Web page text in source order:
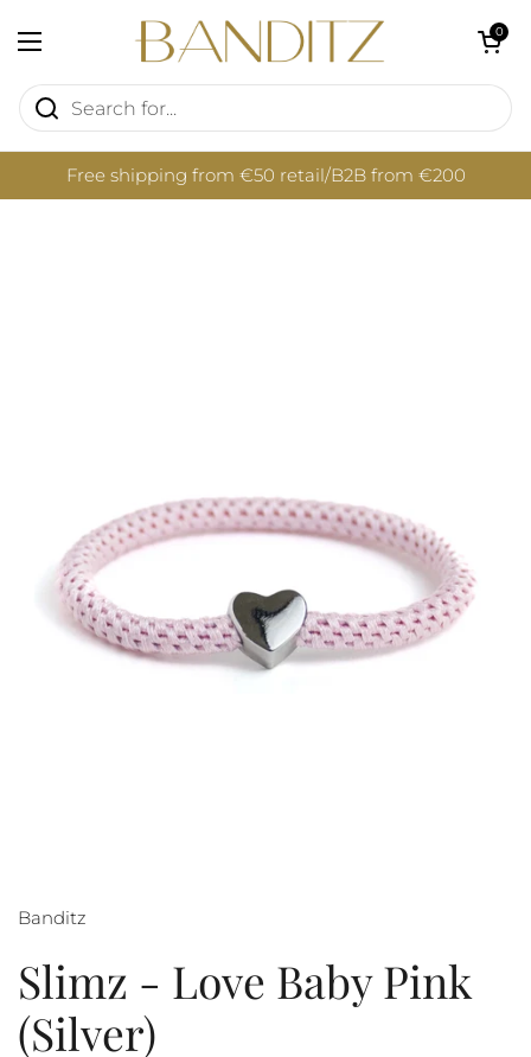
Open menu
Open cart
0
Free shipping from €50 retail/B2B from €200
Banditz
Slimz - Love Baby Pink
(Silver)